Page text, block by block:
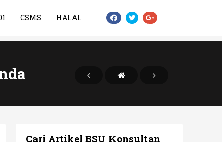
CSMS HALAL
Cari Artikel BSU Konsultan